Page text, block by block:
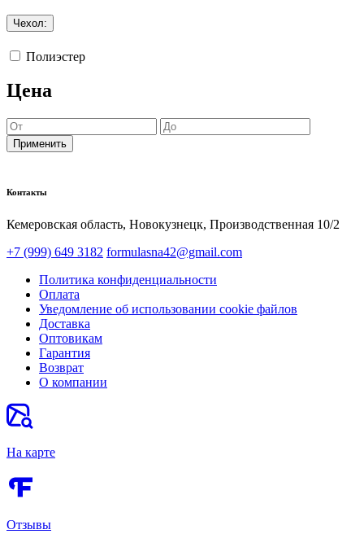
Чехол:
Полиэстер
Цена
Применить
Контакты
Кемеровская область, Новокузнецк,​ Производственная 10/2
+7 (999) 649 3182 formulasna42@gmail.com
Политика конфиденциальности
Оплата
Уведомление об использовании cookie файлов
Доставка
Оптовикам
Гарантия
Возврат
О компании
На карте
Отзывы